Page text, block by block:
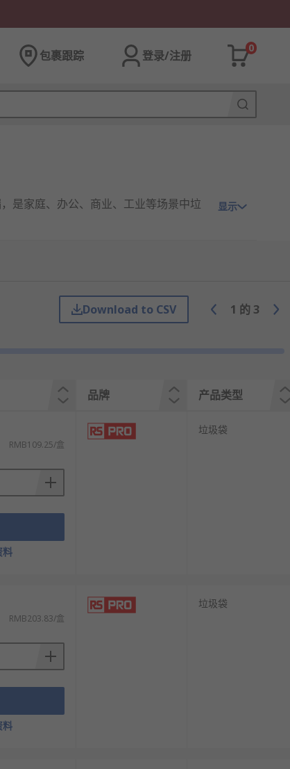
包裹跟踪 登录/注册
0
是家庭、办公、商业、工业等场景中垃
显示
Download to CSV 1 的 3
品牌 产品类型
RMB109.25/盒
料
垃圾袋
RMB203.83/盒
料
垃圾袋